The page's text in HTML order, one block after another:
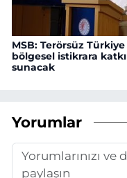
MSB: Terörsüz Türkiye
bölgesel istikrara katkı
sunacak
Yorumlar